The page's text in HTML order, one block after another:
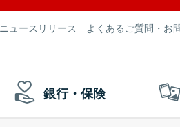
ニュースリリース よくあるご質問・お
銀行・保険